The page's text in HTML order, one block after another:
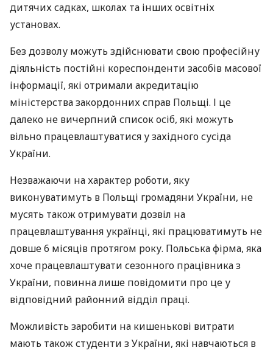
дитячих садках, школах та інших освітніх
установах.
Без дозволу можуть здійснювати свою професійну
діяльність постійні кореспонденти засобів масової
інформації, які отримали акредитацію
міністерства закордонних справ Польщі. І це
далеко не вичерпний список осіб, які можуть
вільно працевлаштуватися у західного сусіда
України.
Незважаючи на характер роботи, яку
виконуватимуть в Польщі громадяни України, не
мусять також отримувати дозвіл на
працевлаштування українці, які працюватимуть не
довше 6 місяців протягом року. Польська фірма, яка
хоче працевлаштувати сезонного працівника з
України, повинна лише повідомити про це у
відповідний районний відділ праці.
Можливість заробити на кишенькові витрати
мають також студенти з України, які навчаються в